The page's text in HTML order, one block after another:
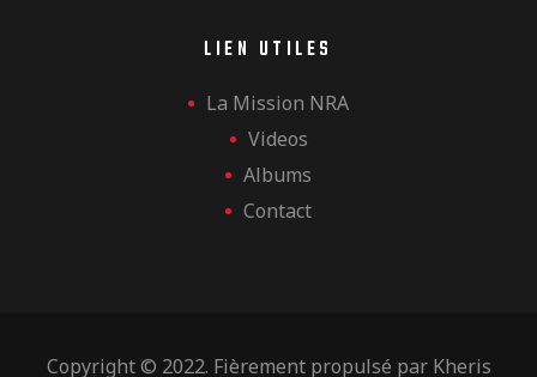
LIEN UTILES
La Mission NRA
Videos
Albums
Contact
Copyright © 2022. Fièrement propulsé par Kheris